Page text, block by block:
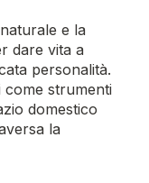
e la
dare vita a
personalità.
come strumenti
domestico
la